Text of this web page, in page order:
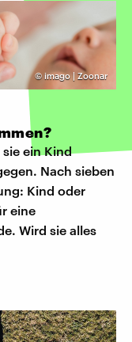
© imago | Zoonar
ein Kind
Nach sieben
Kind oder
eine
Wird sie alles